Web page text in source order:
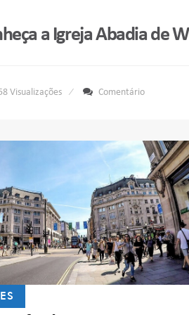
a Igreja Abadia de
Visualizações Comentário